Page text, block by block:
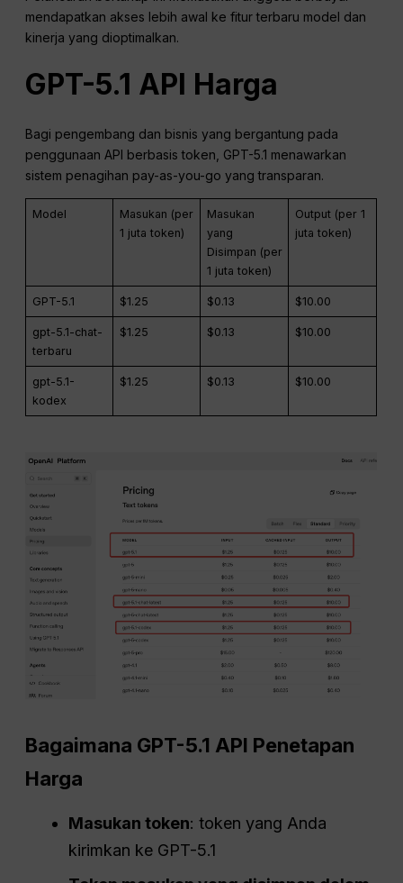
mendapatkan akses lebih awal ke fitur terbaru model dan
kinerja yang dioptimalkan.
GPT-5.1 API Harga
Bagi pengembang dan bisnis yang bergantung pada
penggunaan API berbasis token, GPT-5.1 menawarkan
sistem penagihan pay-as-you-go yang transparan.
Model
Masukan (per
1 juta token)
Masukan
yang
Disimpan (per
1 juta token)
Output (per 1
juta token)
GPT-5.1 $1.25 $0.13 $10.00
gpt-5.1-chat-
terbaru
$1.25 $0.13 $10.00
gpt-5.1-
kodex
$1.25 $0.13 $10.00
Bagaimana GPT-5.1 API Penetapan
Harga
Masukan token: token yang Anda
kirimkan ke GPT-5.1